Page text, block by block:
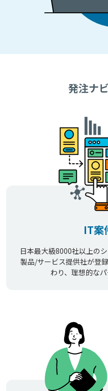
発注ナ
IT案
日本最大級8000社以上の
製品/サービス提供社が登
わり、理想的な